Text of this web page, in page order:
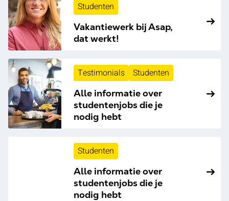
Studenten
Vakantiewerk bij Asap,
dat werkt!
Testimonials Studenten
Alle informatie over
studentenjobs die je
nodig hebt
Studenten
Alle informatie over
studentenjobs die je
nodig hebt